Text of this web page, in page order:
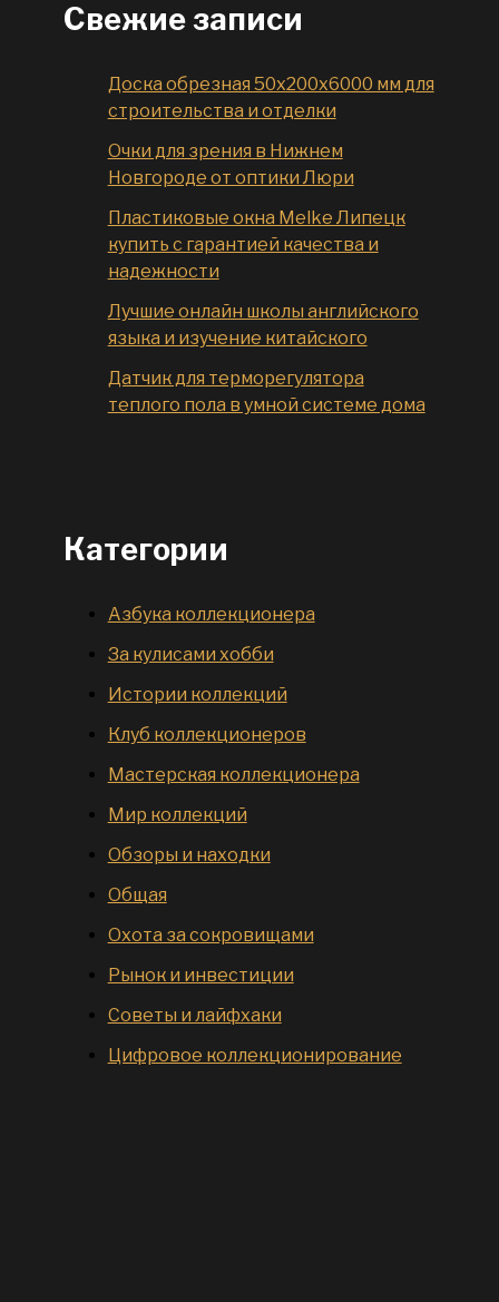
Свежие записи
Доска обрезная 50x200x6000 мм для
строительства и отделки
Очки для зрения в Нижнем
Новгороде от оптики Люри
Пластиковые окна Melke Липецк
купить с гарантией качества и
надежности
Лучшие онлайн школы английского
языка и изучение китайского
Датчик для терморегулятора
теплого пола в умной системе дома
Категории
Азбука коллекционера
За кулисами хобби
Истории коллекций
Клуб коллекционеров
Мастерская коллекционера
Мир коллекций
Обзоры и находки
Общая
Охота за сокровищами
Рынок и инвестиции
Советы и лайфхаки
Цифровое коллекционирование